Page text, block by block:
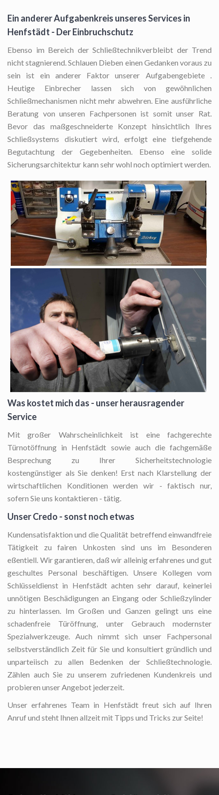
Ein anderer Aufgabenkreis unseres Services in
Henfstädt - Der Einbruchschutz
Ebenso im Bereich der Schließtechnikverbleibt der Trend
nicht stagnierend. Schlauen Dieben einen Gedanken voraus zu
sein ist ein anderer Faktor unserer Aufgabengebiete .
Heutige Einbrecher lassen sich von gewöhnlichen
Schließmechanismen nicht mehr abwehren. Eine ausführliche
Beratung von unseren Fachpersonen ist somit unser Rat.
Bevor das maßgeschneiderte Konzept hinsichtlich Ihres
Schließsystems diskutiert wird, erfolgt eine tiefgehende
Begutachtung der Gegebenheiten. Ebenso eine solide
Sicherungsarchitektur kann sehr wohl noch optimiert werden.
Was kostet mich das - unser herausragender
Service
Mit großer Wahrscheinlichkeit ist eine fachgerechte
Türnotöffnung in Henfstädt sowie auch die fachgemäße
Besprechung zu Ihrer Sicherheitstechnologie
kostengünstiger als Sie denken! Erst nach Klarstellung der
wirtschaftlichen Konditionen werden wir - faktisch nur,
sofern Sie uns kontaktieren - tätig.
Unser Credo - sonst noch etwas
Kundensatisfaktion und die Qualität betreffend einwandfreie
Tätigkeit zu fairen Unkosten sind uns im Besonderen
eßentiell. Wir garantieren, daß wir alleinig erfahrenes und gut
geschultes Personal beschäftigen. Unsere Kollegen vom
Schlüsseldienst in Henfstädt achten sehr darauf, keinerlei
unnötigen Beschädigungen an Eingang oder Schließzylinder
zu hinterlassen. Im Großen und Ganzen gelingt uns eine
schadenfreie Türöffnung, unter Gebrauch modernster
Spezialwerkzeuge. Auch nimmt sich unser Fachpersonal
selbstverständlich Zeit für Sie und konsultiert gründlich und
unparteiisch zu allen Bedenken der Schließtechnologie.
Zählen auch Sie zu unserem zufriedenen Kundenkreis und
probieren unser Angebot jederzeit.
Unser erfahrenes Team in Henfstädt freut sich auf Ihren
Anruf und steht Ihnen allzeit mit Tipps und Tricks zur Seite!